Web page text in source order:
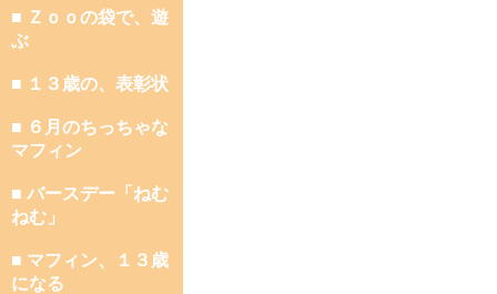
■ Ｚｏｏの袋で、遊
ぶ
■ １３歳の、表彰状
■ ６月のちっちゃな
マフィン
■ バースデー「ねむ
ねむ」
■ マフィン、１３歳
になる